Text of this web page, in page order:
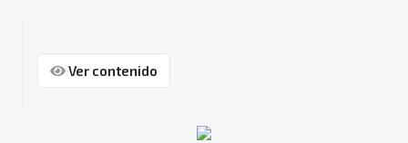
Ver contenido